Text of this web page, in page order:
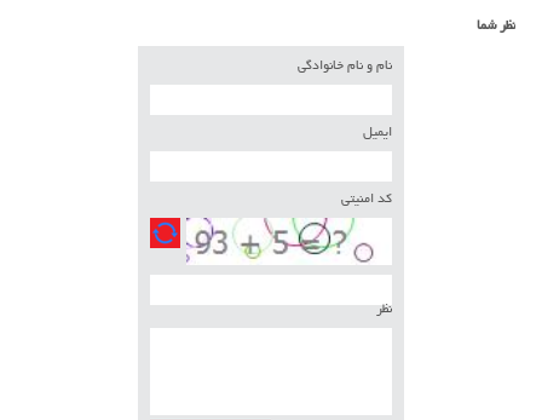
نظر شما
نام و نام خانوادگی
ایمیل
کد امنیتی
نظر